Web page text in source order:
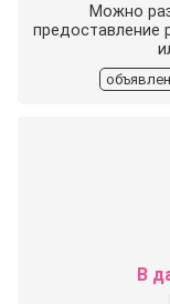
Можно
предоставление
В